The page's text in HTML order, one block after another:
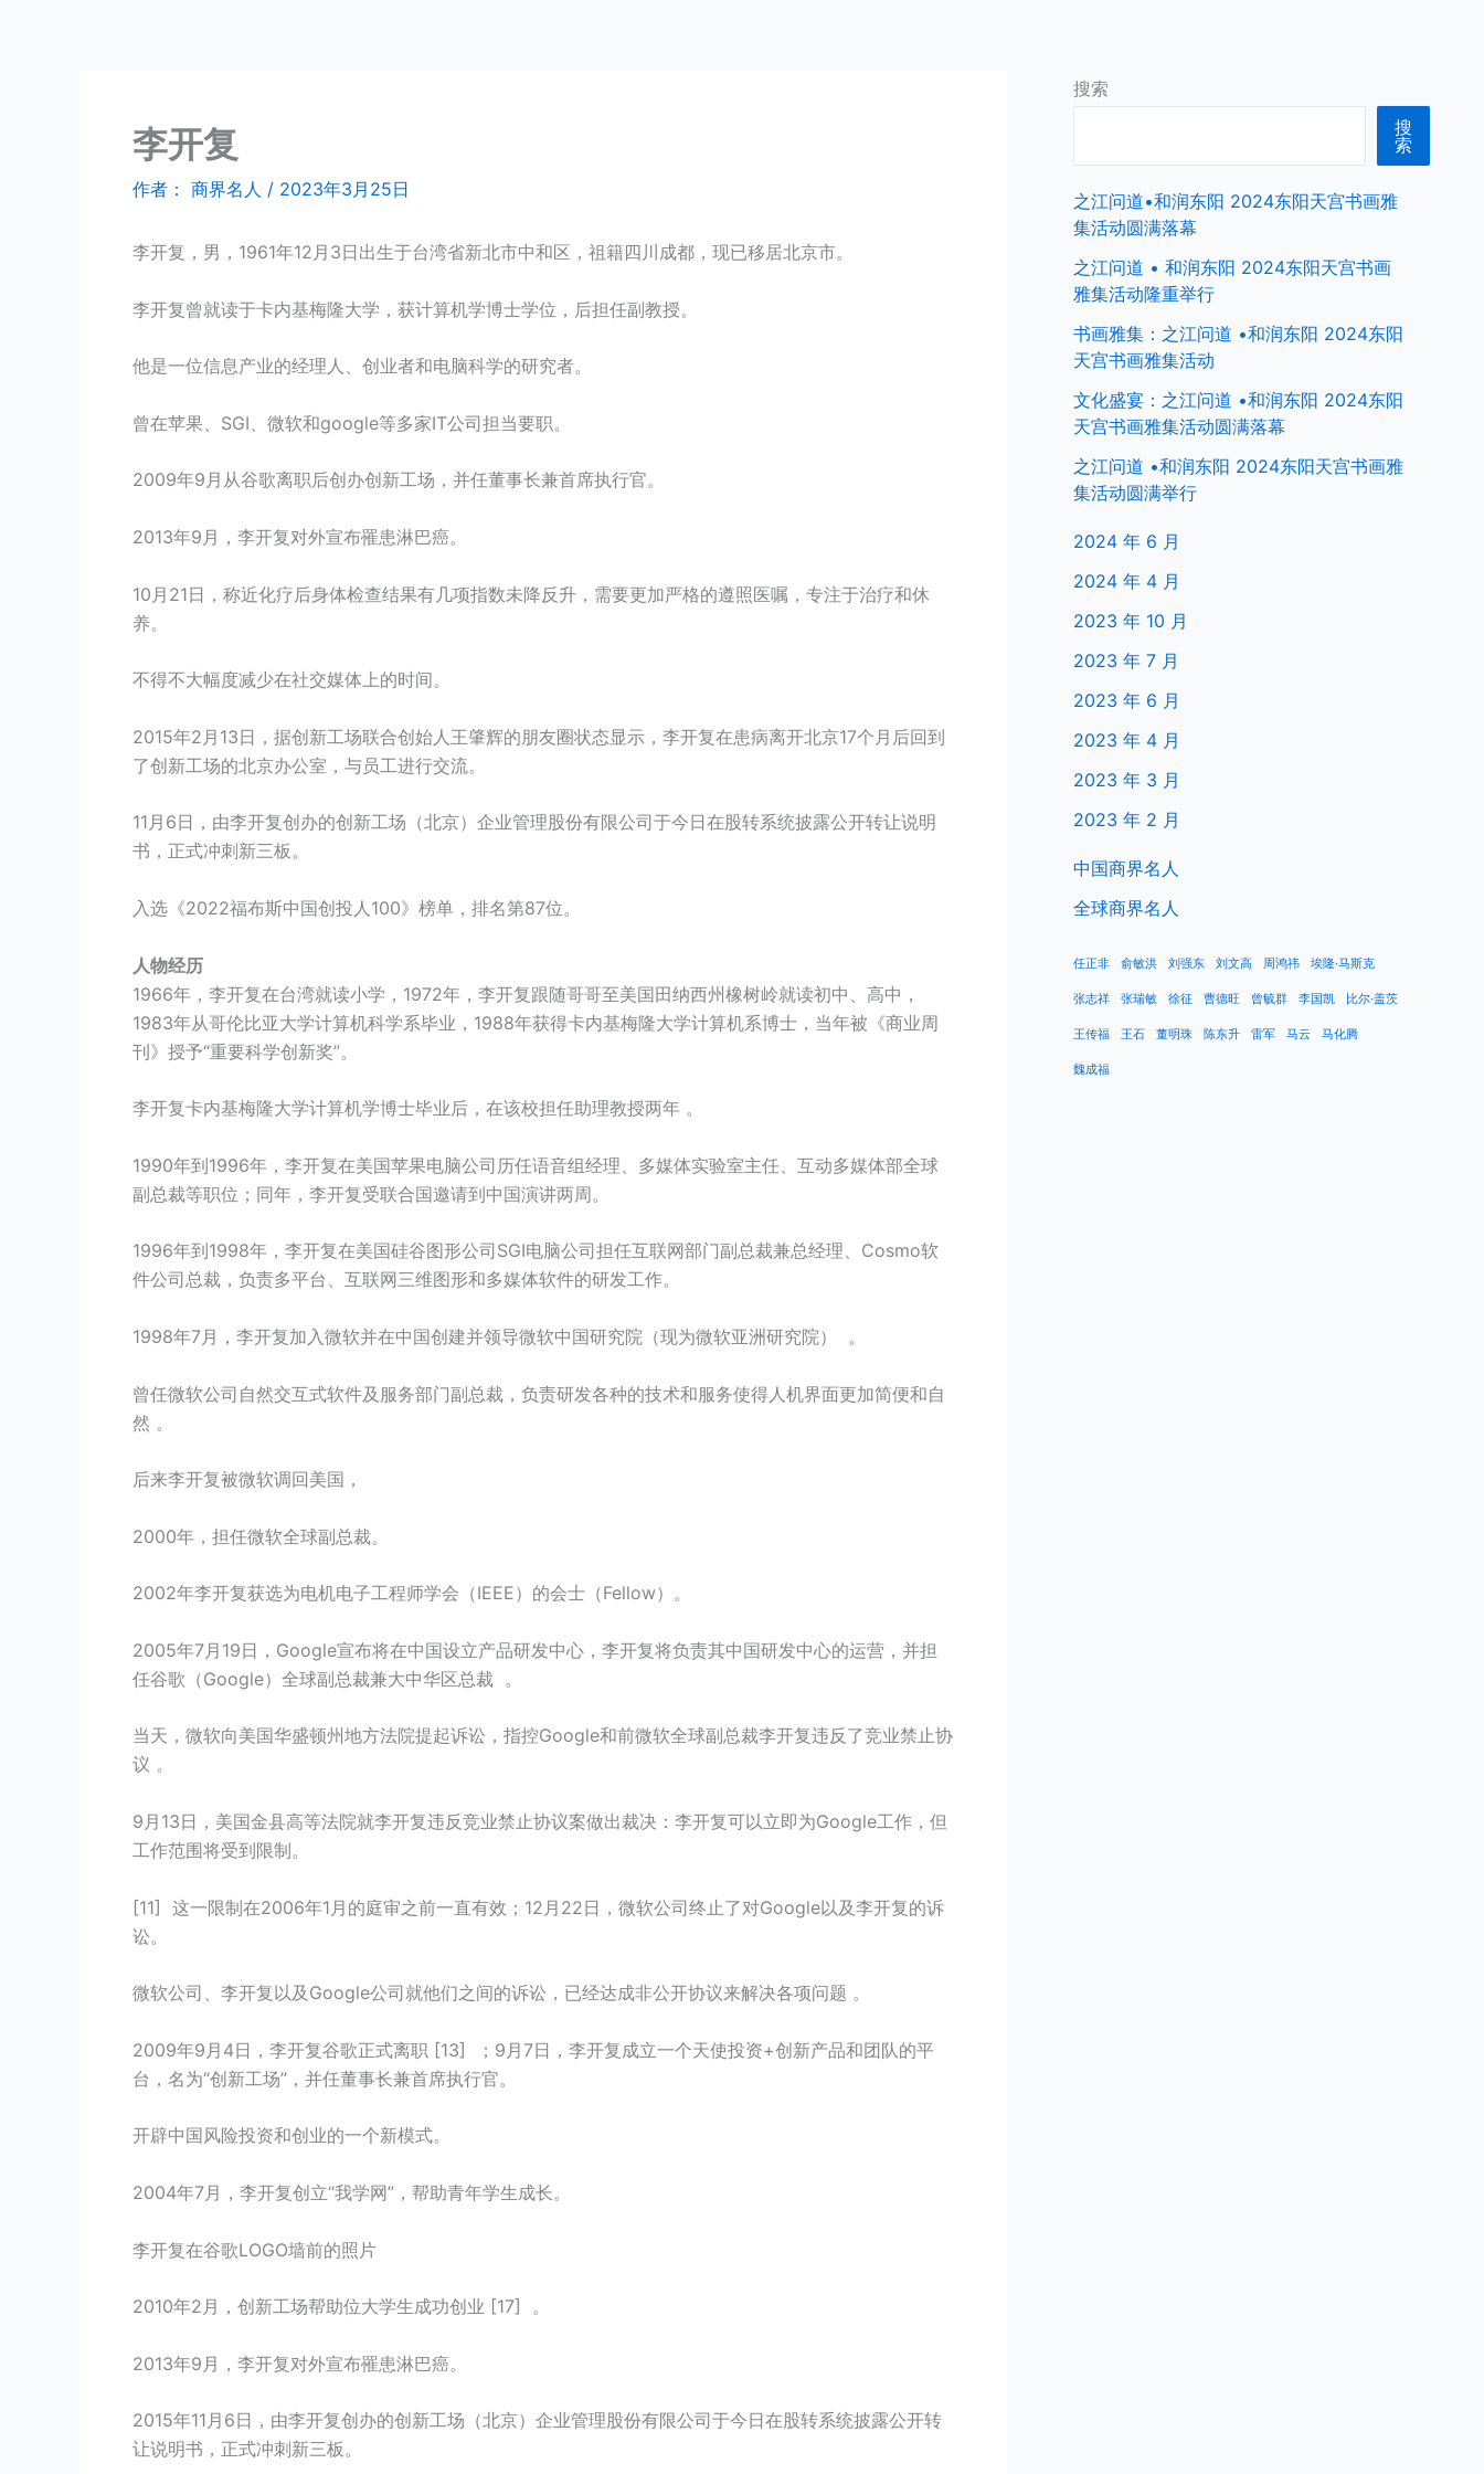
李开复
作者： 商界名人 / 2023年3月25日
李开复，男，1961年12月3日出生于台湾省新北市中和区，祖籍四川成都，现已移居北京市。
李开复曾就读于卡内基梅隆大学，获计算机学博士学位，后担任副教授。
他是一位信息产业的经理人、创业者和电脑科学的研究者。
曾在苹果、SGI、微软和google等多家IT公司担当要职。
2009年9月从谷歌离职后创办创新工场，并任董事长兼首席执行官。
2013年9月，李开复对外宣布罹患淋巴癌。
10月21日，称近化疗后身体检查结果有几项指数未降反升，需要更加严格的遵照医嘱，专注于治疗和休
养。
不得不大幅度减少在社交媒体上的时间。
2015年2月13日，据创新工场联合创始人王肇辉的朋友圈状态显示，李开复在患病离开北京17个月后回到
了创新工场的北京办公室，与员工进行交流。
11月6日，由李开复创办的创新工场（北京）企业管理股份有限公司于今日在股转系统披露公开转让说明
书，正式冲刺新三板。
入选《2022福布斯中国创投人100》榜单，排名第87位。
人物经历
1966年，李开复在台湾就读小学，1972年，李开复跟随哥哥至美国田纳西州橡树岭就读初中、高中，
1983年从哥伦比亚大学计算机科学系毕业，1988年获得卡内基梅隆大学计算机系博士，当年被《商业周
刊》授予“重要科学创新奖”。
李开复卡内基梅隆大学计算机学博士毕业后，在该校担任助理教授两年 。
1990年到1996年，李开复在美国苹果电脑公司历任语音组经理、多媒体实验室主任、互动多媒体部全球
副总裁等职位；同年，李开复受联合国邀请到中国演讲两周。
1996年到1998年，李开复在美国硅谷图形公司SGI电脑公司担任互联网部门副总裁兼总经理、Cosmo软
件公司总裁，负责多平台、互联网三维图形和多媒体软件的研发工作。
1998年7月，李开复加入微软并在中国创建并领导微软中国研究院（现为微软亚洲研究院） 。
曾任微软公司自然交互式软件及服务部门副总裁，负责研发各种的技术和服务使得人机界面更加简便和自
然 。
后来李开复被微软调回美国，
2000年，担任微软全球副总裁。
2002年李开复获选为电机电子工程师学会（IEEE）的会士（Fellow）。
2005年7月19日，Google宣布将在中国设立产品研发中心，李开复将负责其中国研发中心的运营，并担
任谷歌（Google）全球副总裁兼大中华区总裁 。
当天，微软向美国华盛顿州地方法院提起诉讼，指控Google和前微软全球副总裁李开复违反了竞业禁止协
议 。
9月13日，美国金县高等法院就李开复违反竞业禁止协议案做出裁决：李开复可以立即为Google工作，但
工作范围将受到限制。
[11] 这一限制在2006年1月的庭审之前一直有效；12月22日，微软公司终止了对Google以及李开复的诉
讼。
微软公司、李开复以及Google公司就他们之间的诉讼，已经达成非公开协议来解决各项问题 。
2009年9月4日，李开复谷歌正式离职 [13] ；9月7日，李开复成立一个天使投资+创新产品和团队的平
台，名为“创新工场”，并任董事长兼首席执行官。
开辟中国风险投资和创业的一个新模式。
2004年7月，李开复创立“我学网”，帮助青年学生成长。
李开复在谷歌LOGO墙前的照片
2010年2月，创新工场帮助位大学生成功创业 [17] 。
2013年9月，李开复对外宣布罹患淋巴癌。
2015年11月6日，由李开复创办的创新工场（北京）企业管理股份有限公司于今日在股转系统披露公开转
让说明书，正式冲刺新三板。
搜索
搜
索
之江问道•和润东阳 2024东阳天宫书画雅
集活动圆满落幕
之江问道 • 和润东阳 2024东阳天宫书画
雅集活动隆重举行
书画雅集：之江问道 •和润东阳 2024东阳
天宫书画雅集活动
文化盛宴：之江问道 •和润东阳 2024东阳
天宫书画雅集活动圆满落幕
之江问道 •和润东阳 2024东阳天宫书画雅
集活动圆满举行
2024 年 6 月
2024 年 4 月
2023 年 10 月
2023 年 7 月
2023 年 6 月
2023 年 4 月
2023 年 3 月
2023 年 2 月
中国商界名人
全球商界名人
任正非 俞敏洪 刘强东 刘文高 周鸿祎 埃隆·马斯克
张志祥 张瑞敏 徐征 曹德旺 曾毓群 李国凯 比尔·盖茨
王传福 王石 董明珠 陈东升 雷军 马云 马化腾
魏成福